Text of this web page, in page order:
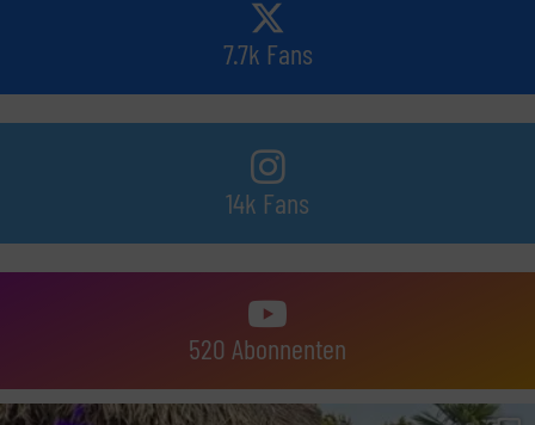
7.7k Fans
14k Fans
520 Abonnenten